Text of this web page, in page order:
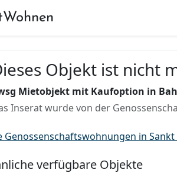
Objekt ist nicht
Mietobjekt mit Kaufoption in
Inserat wurde von der
Genossenschaftswohnungen in
verfügbare Objekte